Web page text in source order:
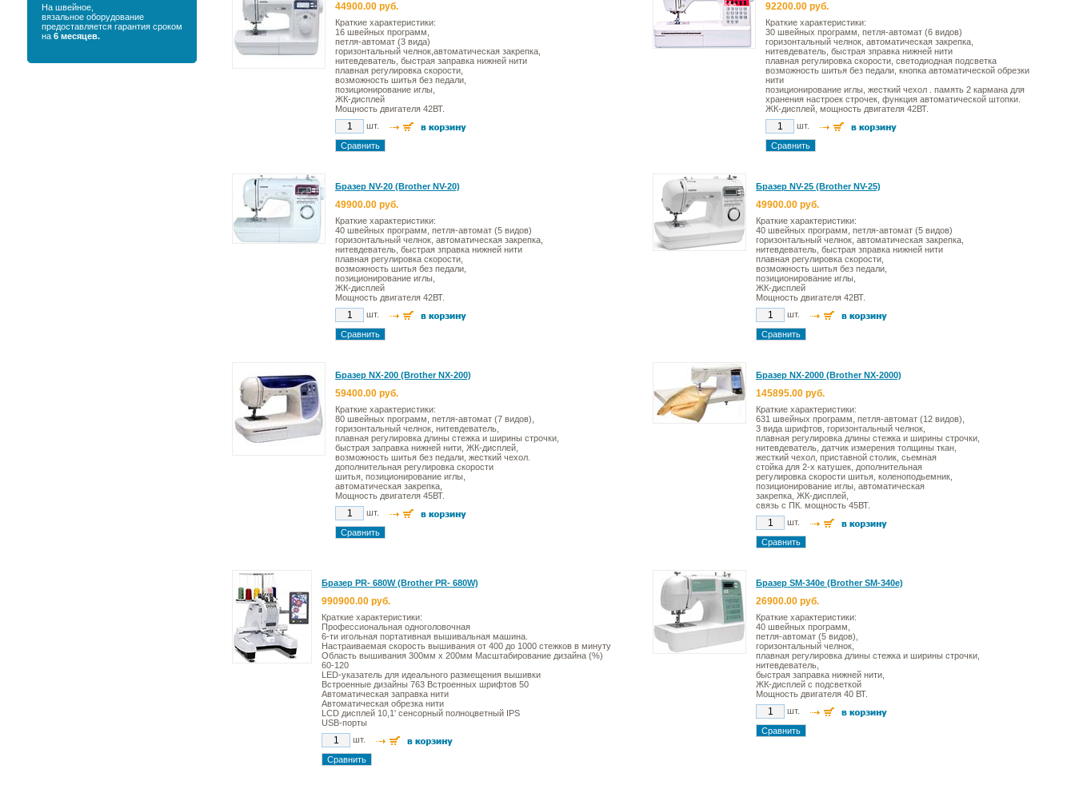
На швейное,
вязальное оборудование
предоставляется гарантия сроком
на 6 месяцев.
44900.00 руб.
Краткие характеристики:
16 швейных программ,
петля-автомат (3 вида)
горизонтальный челнок,автоматическая закрепка,
нитевдеватель, быстрая заправка нижней нити
плавная регулировка скорости,
возможность шитья без педали,
позиционирование иглы,
ЖК-дисплей
Мощность двигателя 42ВТ.
шт.
92200.00 руб.
Краткие характеристики:
30 швейных программ, петля-автомат (6 видов)
горизонтальный челнок, автоматическая закрепка,
нитевдеватель, быстрая зправка нижней нити
плавная регулировка скорости, светодиодная подсветка
возможность шитья без педали, кнопка автоматической обрезки
нити
позиционирование иглы, жесткий чехол . память 2 кармана для
хранения настроек строчек, функция автоматической штопки.
ЖК-дисплей, мощность двигателя 42ВТ.
шт.
Бразер NV-20 (Brother NV-20)
49900.00 руб.
Краткие характеристики:
40 швейных программ, петля-автомат (5 видов)
горизонтальный челнок, автоматическая закрепка,
нитевдеватель, быстрая зправка нижней нити
плавная регулировка скорости,
возможность шитья без педали,
позиционирование иглы,
ЖК-дисплей
Мощность двигателя 42ВТ.
шт.
Бразер NV-25 (Brother NV-25)
49900.00 руб.
Краткие характеристики:
40 швейных программ, петля-автомат (5 видов)
горизонтальный челнок, автоматическая закрепка,
нитевдеватель, быстрая зправка нижней нити
плавная регулировка скорости,
возможность шитья без педали,
позиционирование иглы,
ЖК-дисплей
Мощность двигателя 42ВТ.
шт.
Бразер NX-200 (Brother NX-200)
59400.00 руб.
Краткие характеристики:
80 швейных программ, петля-автомат (7 видов),
горизонтальный челнок, нитевдеватель,
плавная регулировка длины стежка и ширины строчки,
быстрая заправка нижней нити, ЖК-дисплей,
возможность шитья без педали, жесткий чехол.
дополнительная регулировка скорости
шитья, позиционирование иглы,
автоматическая закрепка,
Мощность двигателя 45ВТ.
шт.
Бразер NX-2000 (Brother NX-2000)
145895.00 руб.
Краткие характеристики:
631 швейных программ, петля-автомат (12 видов),
3 вида шрифтов, горизонтальный челнок,
плавная регулировка длины стежка и ширины строчки,
нитевдеватель, датчик измерения толщины ткан,
жесткий чехол, приставной столик, сьемная
стойка для 2-х катушек, дополнительная
регулировка скорости шитья, коленоподьемник,
позиционирование иглы, автоматическая
закрепка, ЖК-дисплей,
связь с ПК. мощность 45ВТ.
шт.
Бразер PR- 680W (Brother PR- 680W)
990900.00 руб.
Краткие характеристики:
Профессиональная одноголовочная
6-ти игольная портативная вышивальная машина.
Настраиваемая скорость вышивания от 400 до 1000 стежков в минуту
Область вышивания 300мм x 200мм Масштабирование дизайна (%)
60-120
LED-указатель для идеального размещения вышивки
Встроенные дизайны 763 Встроенных шрифтов 50
Автоматическая заправка нити
Автоматическая обрезка нити
LCD дисплей 10,1' сенсорный полноцветный IPS
USB-порты
шт.
Бразер SM-340e (Brother SM-340e)
26900.00 руб.
Краткие характеристики:
40 швейных программ,
петля-автомат (5 видов),
горизонтальный челнок,
плавная регулировка длины стежка и ширины строчки,
нитевдеватель,
быстрая заправка нижней нити,
ЖК-дисплей c подсветкой
Мощность двигателя 40 ВТ.
шт.